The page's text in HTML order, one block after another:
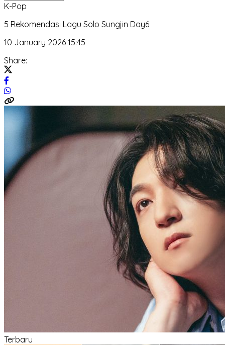
K-Pop
5 Rekomendasi Lagu Solo Sungjin Day6
10 January 2026 15:45
Share:
Terbaru